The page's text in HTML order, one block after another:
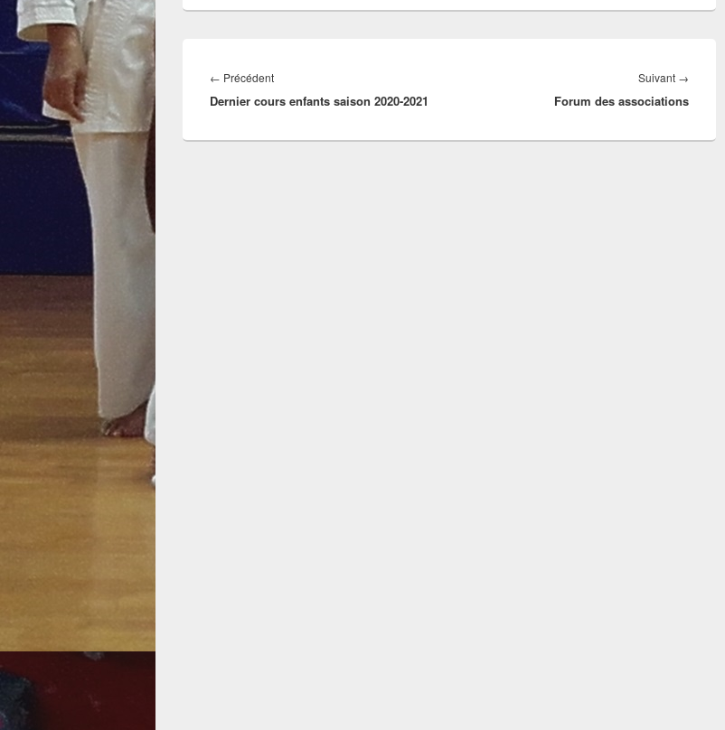
de
l’article
← PrécédentArticle
précédent :
Dernier cours enfants saison 2020-2021
Suivant →
suivant :
Forum des associations